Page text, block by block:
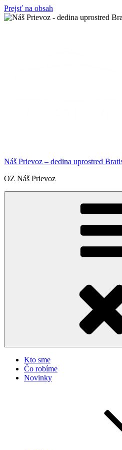
Prejsť na obsah
Náš Prievoz – dedina uprostred
OZ Náš Prievoz
Kto sme
Čo robíme
Novinky